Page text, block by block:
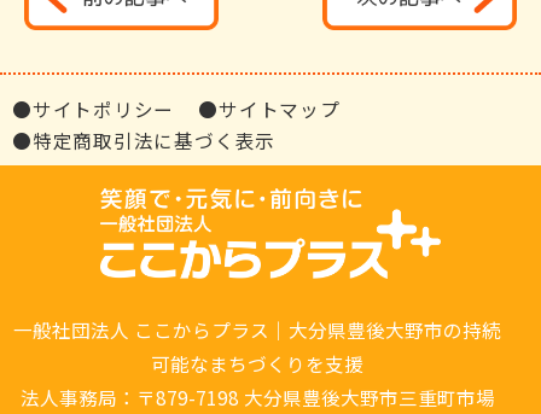
●サイトポリシー
●サイトマップ
●特定商取引法に基づく表示
一般社団法人 ここからプラス｜大分県豊後大野市の持続
可能なまちづくりを支援
法人事務局：〒879-7198 大分県豊後大野市三重町市場